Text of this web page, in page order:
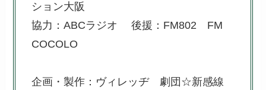
ション大阪
協力：ABCラジオ 後援：FM802 FM
COCOLO
企画・製作：ヴィレッヂ 劇団☆新感線